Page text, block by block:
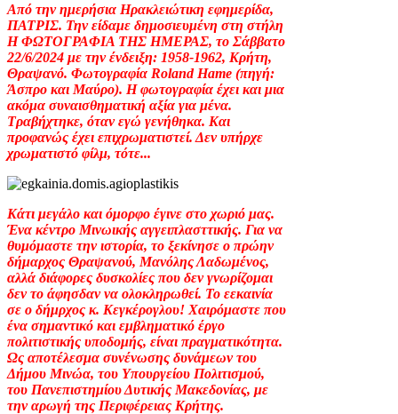
Από την ημερήσια Ηρακλειώτικη εφημερίδα,
ΠΑΤΡΙΣ. Την είδαμε δημοσιευμένη στη στήλη
Η ΦΩΤΟΓΡΑΦΙΑ ΤΗΣ ΗΜΕΡΑΣ, το Σάββατο
22/6/2024 με την ένδειξη: 1958-1962, Κρήτη,
Θραψανό. Φωτογραφία Roland Hame (πηγή:
Άσπρο και Μαύρο). Η φωτογραφία έχει και μια
ακόμα συναισθηματική αξία για μένα.
Τραβήχτηκε, όταν εγώ γενήθηκα. Και
προφανώς έχει επιχρωματιστεί. Δεν υπήρχε
χρωματιστό φίλμ, τότε...
Κάτι μεγάλο και όμορφο έγινε στο χωριό μας.
Ένα κέντρο Μινωικής αγγειπλασττικής. Για να
θυμόμαστε την ιστορία, το ξεκίνησε ο πρώην
δήμαρχος Θραψανού, Μανόλης Λαδωμένος,
αλλά διάφορες δυσκολίες που δεν γνωρίζομαι
δεν το άφησδαν να ολοκληρωθεί. Το εεκαινία
σε ο δήμρχος κ. Κεγκέρογλου! Χαιρόμαστε που
ένα σημαντικό και εμβληματικό έργο
πολιτιστικής υποδομής, είναι πραγματικότητα.
Ως αποτέλεσμα συνένωσης δυνάμεων του
Δήμου Μινώα, του Υπουργείου Πολιτισμού,
του Πανεπιστημίου Δυτικής Μακεδονίας, με
την αρωγή της Περιφέρειας Κρήτης.